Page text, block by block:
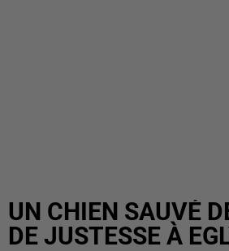
UN CHIEN SAUVÉ
DE JUSTESSE À